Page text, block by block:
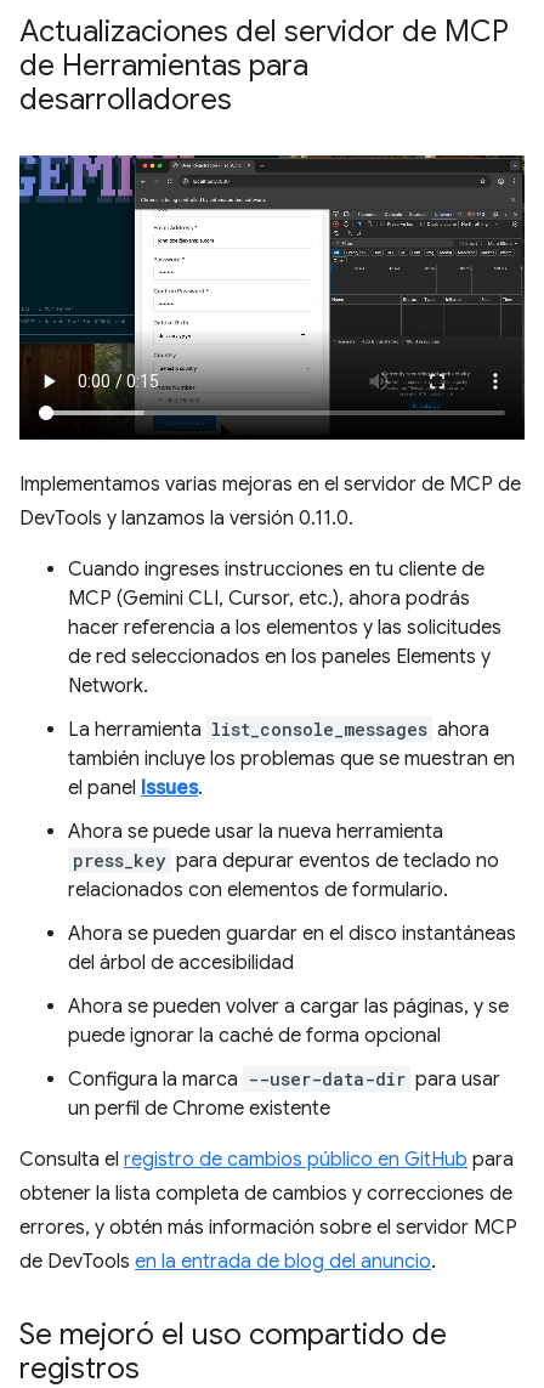
Actualizaciones del servidor de MCP
de Herramientas para
desarrolladores
Implementamos varias mejoras en el servidor de MCP de
DevTools y lanzamos la versión 0.11.0.
Cuando ingreses instrucciones en tu cliente de
MCP (Gemini CLI, Cursor, etc.), ahora podrás
hacer referencia a los elementos y las solicitudes
de red seleccionados en los paneles Elements y
Network.
La herramienta list_console_messages ahora
también incluye los problemas que se muestran en
el panel Issues.
Ahora se puede usar la nueva herramienta
press_key para depurar eventos de teclado no
relacionados con elementos de formulario.
Ahora se pueden guardar en el disco instantáneas
del árbol de accesibilidad
Ahora se pueden volver a cargar las páginas, y se
puede ignorar la caché de forma opcional
Configura la marca --user-data-dir para usar
un perfil de Chrome existente
Consulta el registro de cambios público en GitHub para
obtener la lista completa de cambios y correcciones de
errores, y obtén más información sobre el servidor MCP
de DevTools en la entrada de blog del anuncio.
Se mejoró el uso compartido de
registros